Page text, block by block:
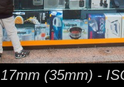
17mm (35mm) -